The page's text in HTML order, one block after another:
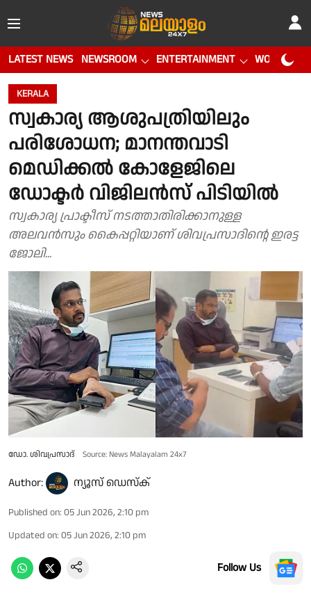
LATEST NEWS NEWSROOM ENTERTAINMENT WORLD CUP
KERALA
സ്വകാര്യ ആശുപത്രിയിലും
പരിശോധന; മാനന്തവാടി
മെഡിക്കൽ കോളേജിലെ
ഡോക്ടർ വിജിലൻസ് പിടിയിൽ
സ്വകാര്യ പ്രാക്ടീസ് നടത്താതിരിക്കാനുള്ള
അലവൻസും കൈപ്പറ്റിയാണ് ശിവപ്രസാദിന്റെ ഇരട്ട
ജോലി...
ഡോ. ശിവപ്രസാദ് Source: News Malayalam 24x7
Author: ന്യൂസ് ഡെസ്ക്
Published on: 05 Jun 2026, 2:10 pm
Updated on: 05 Jun 2026, 2:10 pm
Follow Us